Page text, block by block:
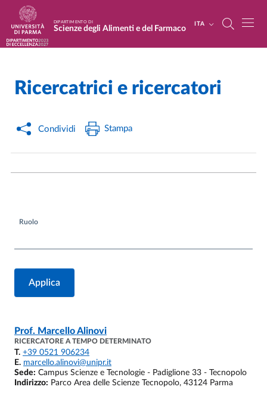
Salta al contenuto principale
Skip to footer
DIPARTIMENTO DI
Scienze degli Alimenti e del Farmaco
ITA
Home /
Ricercatrici e ricercatori
Condividi Stampa
Ruolo
Prof. Marcello Alinovi
RICERCATORE A TEMPO DETERMINATO
T. +39 0521 906234
E. marcello.alinovi@unipr.it
Sede: Campus Scienze e Tecnologie - Padiglione 33 - Tecnopolo
Indirizzo: Parco Area delle Scienze Tecnopolo, 43124 Parma